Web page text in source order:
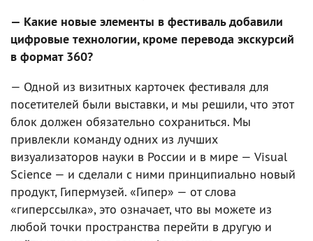
— Какие новые элементы в фестиваль добавили
цифровые технологии, кроме перевода экскурсий
в формат 360?
— Одной из визитных карточек фестиваля для
посетителей были выставки, и мы решили, что этот
блок должен обязательно сохраниться. Мы
привлекли команду одних из лучших
визуализаторов науки в России и в мире — Visual
Science — и сделали с ними принципиально новый
продукт, Гипермузей. «Гипер» — от слова
«гиперссылка», это означает, что вы можете из
любой точки пространства перейти в другую и